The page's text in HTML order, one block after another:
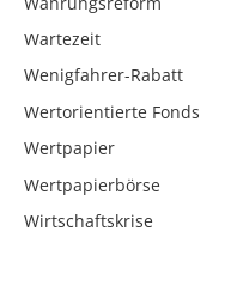
Wartezeit
Wenigfahrer-Rabatt
Wertorientierte Fonds
Wertpapier
Wertpapierbörse
Wirtschaftskrise